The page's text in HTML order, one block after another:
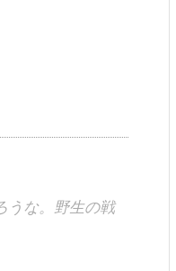
うな。野生の戦